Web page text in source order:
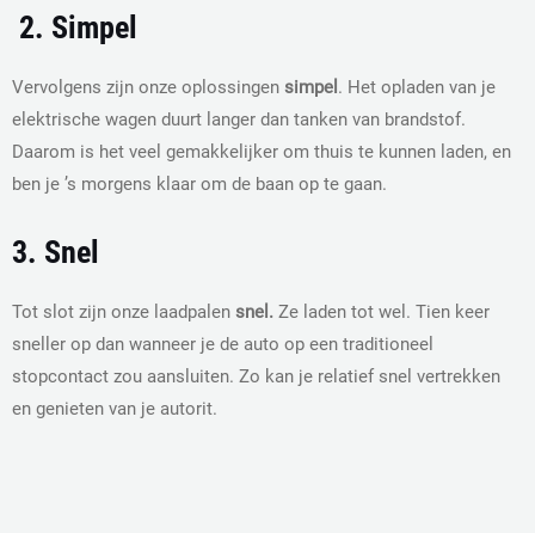
2. Simpel
Vervolgens zijn onze oplossingen simpel . Het opladen van je
elektrische wagen duurt langer dan tanken van brandstof.
Daarom is het veel gemakkelijker om thuis te kunnen laden, en
ben je ’s morgens klaar om de baan op te gaan.
3. Snel
Tot slot zijn onze laadpalen snel. Ze laden tot wel. Tien keer
sneller op dan wanneer je de auto op een traditioneel
stopcontact zou aansluiten. Zo kan je relatief snel vertrekken
en genieten van je autorit.